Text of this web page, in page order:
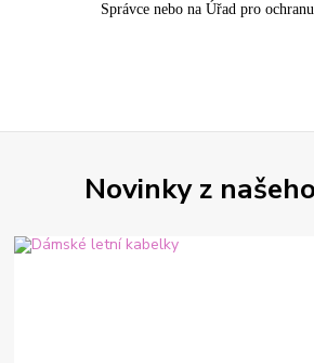
Správce nebo na Úřad pro
Novinky z